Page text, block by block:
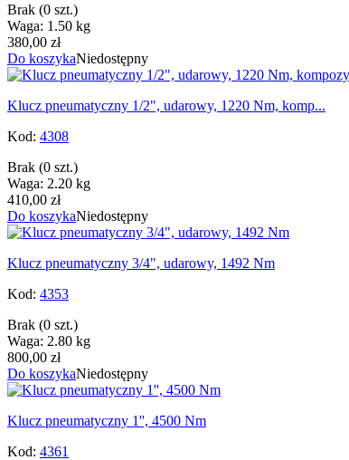
Brak (0 szt.)
Waga: 1.50 kg
380,00 zł
Do koszykaNiedostępny
Klucz pneumatyczny 1/2", udarowy, 1220 Nm, komp...
Kod: 4308
Brak (0 szt.)
Waga: 2.20 kg
410,00 zł
Do koszykaNiedostępny
Klucz pneumatyczny 3/4", udarowy, 1492 Nm
Kod: 4353
Brak (0 szt.)
Waga: 2.80 kg
800,00 zł
Do koszykaNiedostępny
Klucz pneumatyczny 1'', 4500 Nm
Kod: 4361